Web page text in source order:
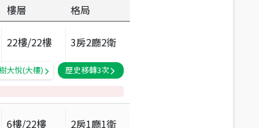
樓層 格局
22樓/22樓 3房2廳2衛
大悅(大樓) 歷史移轉3次
6樓/22樓 2房1廳1衛